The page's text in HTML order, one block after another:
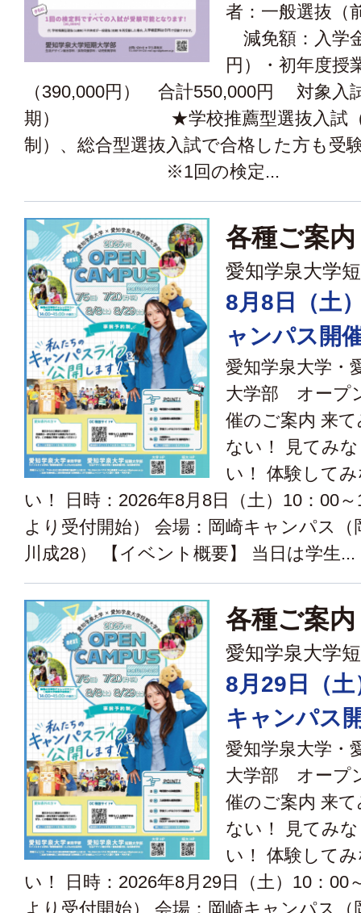
者：一般選抜（
減免額：入学
円）・初年度授
（390,000円） 合計550,000円 対象入
期） ★学校推薦型選抜入試（指
制）、総合型選抜入試で合格した方も受
※1回の検定...
各種ご案内
愛知学泉大学
8月8日（土
ャンパス開
愛知学泉大学・
大学部 オープ
催のご案内 来
ない！ 見てみ
い！ 体験して
い！ 日時：2026年8月8日（土）10：00
より受付開始） 会場：岡崎キャンパス（
川成28） 【イベント概要】 当日は学生...
各種ご案内
愛知学泉大学
8月29日（
キャンパス
愛知学泉大学・
大学部 オープ
催のご案内 来
ない！ 見てみ
い！ 体験して
い！ 日時：2026年8月29日（土）10：00
より受付開始） 会場：岡崎キャンパス（